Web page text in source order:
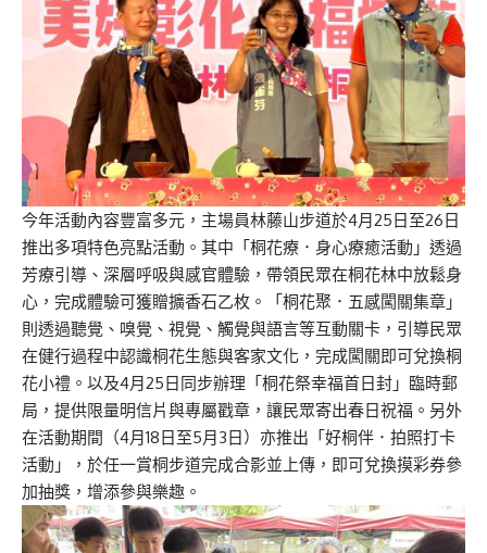
今年活動內容豐富多元，主場員林藤山步道於4月25日至26日
推出多項特色亮點活動。其中「桐花療．身心療癒活動」透過
芳療引導、深層呼吸與感官體驗，帶領民眾在桐花林中放鬆身
心，完成體驗可獲贈擴香石乙枚。「桐花聚．五感闖關集章」
則透過聽覺、嗅覺、視覺、觸覺與語言等互動關卡，引導民眾
在健行過程中認識桐花生態與客家文化，完成闖關即可兌換桐
花小禮。以及4月25日同步辦理「桐花祭幸福首日封」臨時郵
局，提供限量明信片與專屬戳章，讓民眾寄出春日祝福。另外
在活動期間（4月18日至5月3日）亦推出「好桐伴．拍照打卡
活動」，於任一賞桐步道完成合影並上傳，即可兌換摸彩券參
加抽獎，增添參與樂趣。